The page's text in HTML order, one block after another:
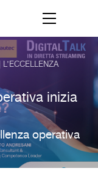
inizia
operativa